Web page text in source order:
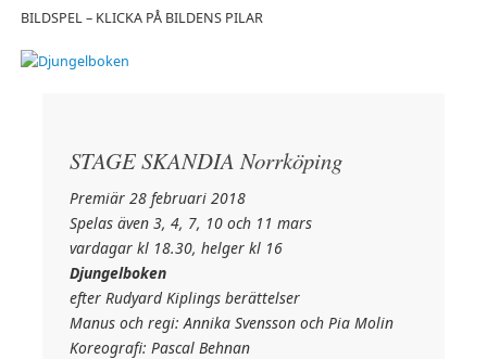
BILDSPEL – KLICKA PÅ BILDENS PILAR
STAGE SKANDIA Norrköping
Premiär 28 februari 2018
Spelas även 3, 4, 7, 10 och 11 mars
vardagar kl 18.30, helger kl 16
Djungelboken
efter Rudyard Kiplings berättelser
Manus och regi: Annika Svensson och Pia Molin
Koreografi: Pascal Behnan